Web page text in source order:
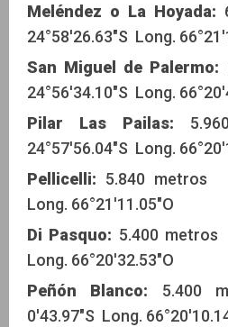
Meléndez o La Hoyada:
24°58'26.63"S Long.
San Miguel de Palermo:
24°56'34.10"S Long.
Pilar Las Pailas:
24°57'56.04"S Long.
Pellicelli: 5.840 metros
Long. 66°21'11.05"O
Di Pasquo: 5.400 metros
Long. 66°20'32.53"O
Peñón Blanco: 5.400
0'43.97"S Long.